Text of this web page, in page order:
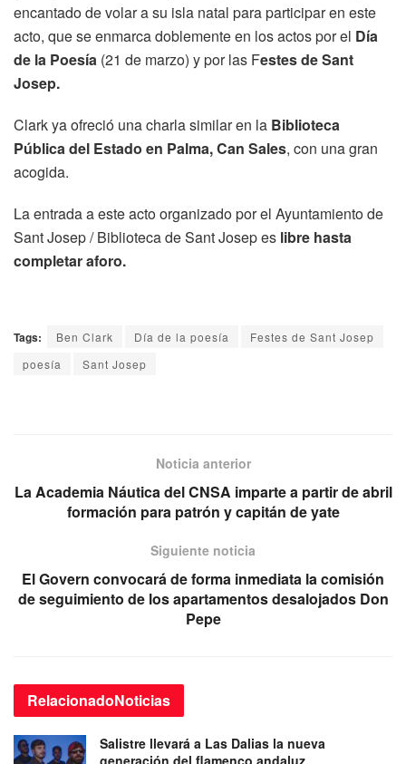
encantado de volar a su isla natal para participar en este
acto, que se enmarca doblemente en los actos por el Día
de la Poesía (21 de marzo) y por las Festes de Sant
Josep.
Clark ya ofreció una charla similar en la Biblioteca
Pública del Estado en Palma, Can Sales, con una gran
acogida.
La entrada a este acto organizado por el Ayuntamiento de
Sant Josep / Biblioteca de Sant Josep es libre hasta
completar aforo.
Tags: Ben Clark Día de la poesía
Festes de Sant Josep
poesía
Sant Josep
Noticia anterior
La Academia Náutica del CNSA imparte a partir de abril
formación para patrón y capitán de yate
Siguiente noticia
El Govern convocará de forma inmediata la comisión
de seguimiento de los apartamentos desalojados Don
Pepe
RelacionadoNoticias
Salistre llevará a Las Dalias la nueva
generación del flamenco andaluz